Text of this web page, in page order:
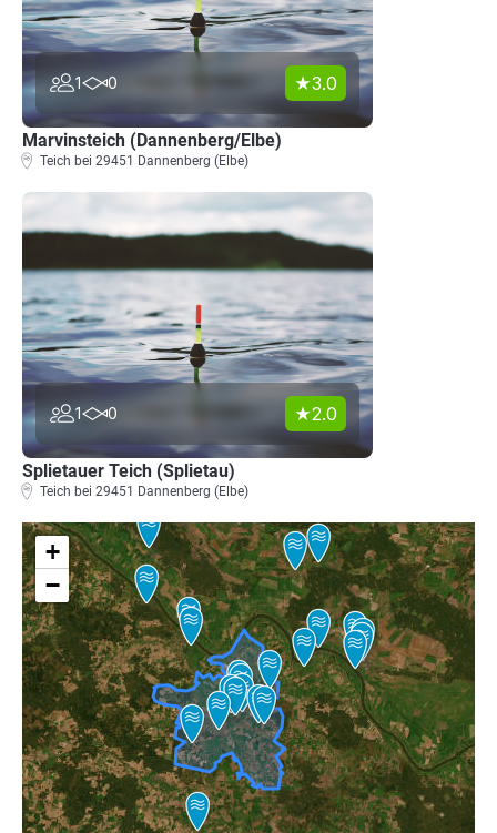
1 0 3.0
Marvinsteich (Dannenberg/Elbe)
Teich bei 29451 Dannenberg (Elbe)
1 0 2.0
Splietauer Teich (Splietau)
Teich bei 29451 Dannenberg (Elbe)
+
−